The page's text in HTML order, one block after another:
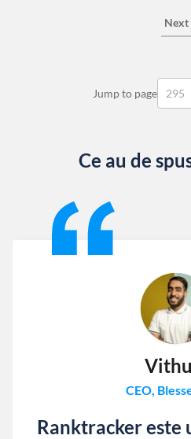
Next
Jump to page
Ce au de
CEO,
Ranktracker este